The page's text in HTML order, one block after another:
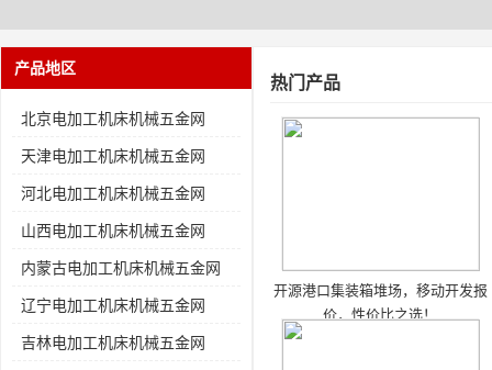
产品地区
北京电加工机床机械五金网
天津电加工机床机械五金网
河北电加工机床机械五金网
山西电加工机床机械五金网
内蒙古电加工机床机械五金网
辽宁电加工机床机械五金网
吉林电加工机床机械五金网
热门产品
开源港口集装箱堆场，移动开发报
价，性价比之选！